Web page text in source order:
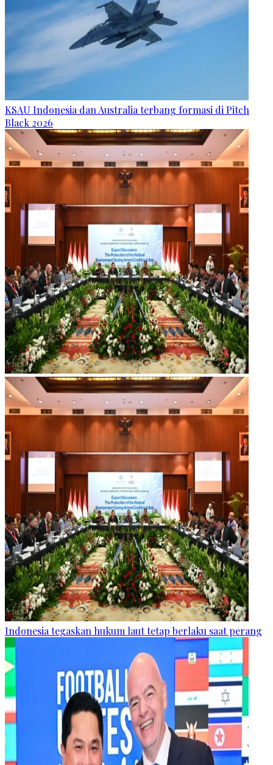
KSAU Indonesia dan Australia terbang formasi di Pitch
Black 2026
Indonesia tegaskan hukum laut tetap berlaku saat perang